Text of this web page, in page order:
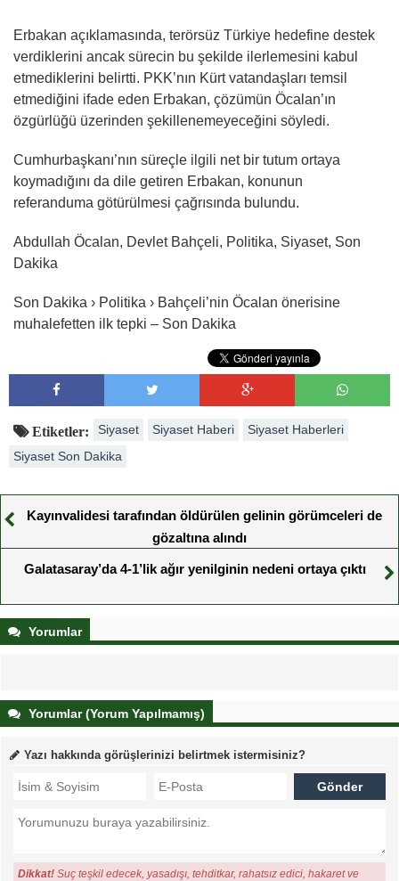
Erbakan açıklamasında, terörsüz Türkiye hedefine destek
verdiklerini ancak sürecin bu şekilde ilerlemesini kabul
etmediklerini belirtti. PKK’nın Kürt vatandaşları temsil
etmediğini ifade eden Erbakan, çözümün Öcalan’ın
özgürlüğü üzerinden şekillenemeyeceğini söyledi.
Cumhurbaşkanı’nın süreçle ilgili net bir tutum ortaya
koymadığını da dile getiren Erbakan, konunun
referanduma götürülmesi çağrısında bulundu.
Abdullah Öcalan, Devlet Bahçeli, Politika, Siyaset, Son
Dakika
Son Dakika › Politika › Bahçeli’nin Öcalan önerisine
muhalefetten ilk tepki – Son Dakika
Etiketler: Siyaset Siyaset Haberi
Siyaset Haberleri
Siyaset Son Dakika
Kayınvalidesi tarafından öldürülen gelinin görümceleri de
gözaltına alındı
Galatasaray’da 4-1’lik ağır yenilginin nedeni ortaya çıktı
Yorumlar
Yorumlar (Yorum Yapılmamış)
Yazı hakkında görüşlerinizi belirtmek istermisiniz?
Dikkat! Suç teşkil edecek, yasadışı, tehditkar, rahatsız edici, hakaret ve